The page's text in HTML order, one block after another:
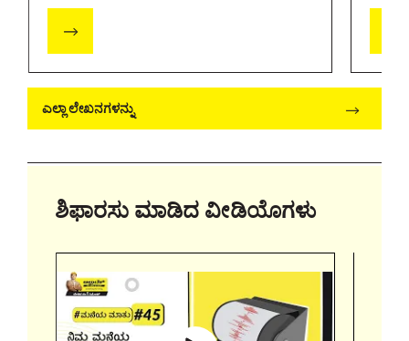
ಎಲ್ಲಾ ಲೇಖನಗಳನ್ನು
ಶಿಫಾರಸು ಮಾಡಿದ ವೀಡಿಯೊಗಳು